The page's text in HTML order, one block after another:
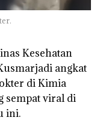
Kesehatan
angkat
di Kimia
sempat viral di
ini.